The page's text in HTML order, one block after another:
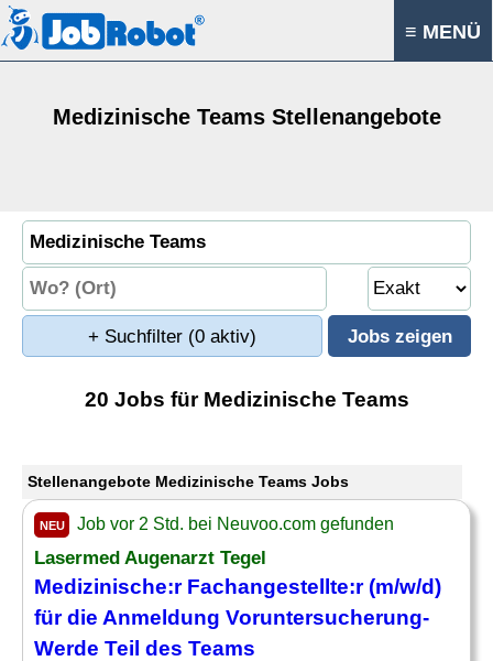
≡ MENÜ
Medizinische Teams Stellenangebote
+ Suchfilter (0 aktiv)
20 Jobs für Medizinische Teams
Stellenangebote Medizinische Teams Jobs
NEU Job vor 2 Std. bei Neuvoo.com gefunden
Lasermed Augenarzt Tegel
Medizinische:r Fachangestellte:r (m/w/d)
für die Anmeldung Voruntersucherung-
Werde Teil des Teams